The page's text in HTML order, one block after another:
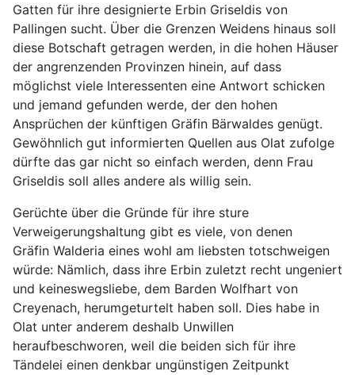
Gatten für ihre designierte Erbin Griseldis von
Pallingen sucht. Über die Grenzen Weidens hinaus soll
diese Botschaft getragen werden, in die hohen Häuser
der angrenzenden Provinzen hinein, auf dass
möglichst viele Interessenten eine Antwort schicken
und jemand gefunden werde, der den hohen
Ansprüchen der künftigen Gräfin Bärwaldes genügt.
Gewöhnlich gut informierten Quellen aus Olat zufolge
dürfte das gar nicht so einfach werden, denn Frau
Griseldis soll alles andere als willig sein.
Gerüchte über die Gründe für ihre sture
Verweigerungshaltung gibt es viele, von denen
Gräfin Walderia eines wohl am liebsten totschweigen
würde: Nämlich, dass ihre Erbin zuletzt recht ungeniert
und keineswegsliebe, dem Barden Wolfhart von
Creyenach, herumgeturtelt haben soll. Dies habe in
Olat unter anderem deshalb Unwillen
heraufbeschworen, weil die beiden sich für ihre
Tändelei einen denkbar ungünstigen Zeitpunkt